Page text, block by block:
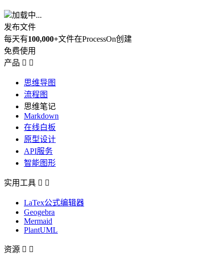
加载中...
发布文件
每天有100,000+文件在ProcessOn创建
免费使用
产品  
思维导图
流程图
思维笔记
Markdown
在线白板
原型设计
API服务
智能图形
实用工具  
LaTex公式编辑器
Geogebra
Mermaid
PlantUML
资源  